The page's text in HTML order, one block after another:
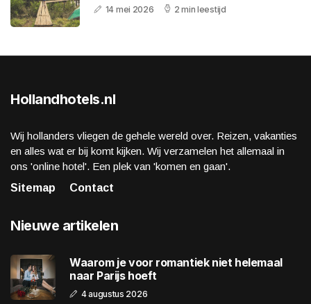
14 mei 2026 2 min leestijd
Hollandhotels.nl
Wij hollanders vliegen de gehele wereld over. Reizen, vakanties
en alles wat er bij komt kijken. Wij verzamelen het allemaal in
ons 'online hotel'. Een plek van 'komen en gaan'.
Sitemap
Contact
Nieuwe artikelen
Waarom je voor romantiek niet helemaal
naar Parijs hoeft
4 augustus 2026